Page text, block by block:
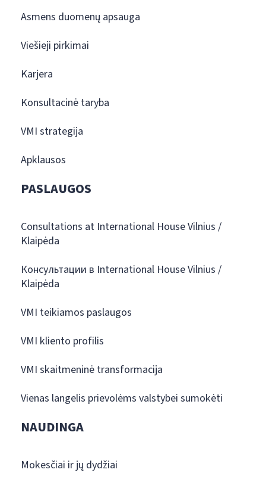
Asmens duomenų apsauga
Viešieji pirkimai
Karjera
Konsultacinė taryba
VMI strategija
Apklausos
PASLAUGOS
Consultations at International House Vilnius /
Klaipėda
Консультации в International House Vilnius /
Klaipėda
VMI teikiamos paslaugos
VMI kliento profilis
VMI skaitmeninė transformacija
Vienas langelis prievolėms valstybei sumokėti
NAUDINGA
Mokesčiai ir jų dydžiai